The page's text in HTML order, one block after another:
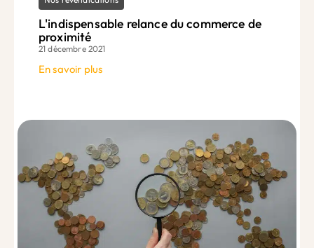
L'indispensable relance du commerce de
proximité
21 décembre 2021
En savoir plus